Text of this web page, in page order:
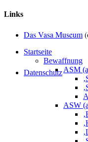
Datenschutz
Links
Das Vasa Museum
Startseite
Bewaffnung
ASM
ASW